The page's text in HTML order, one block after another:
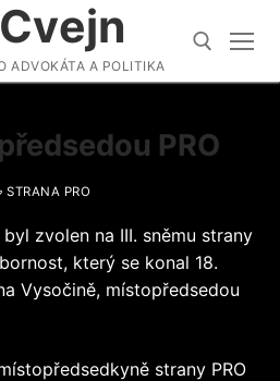
ADVOKÁTA A POLITIKA
Hledat: PRO
STRANA PRO
zvolen na III. sněmu strany
který se konal 18.
Vysočině, místopředsedou
strany PRO